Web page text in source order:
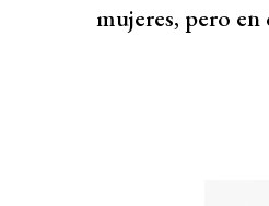
mujeres, pero en